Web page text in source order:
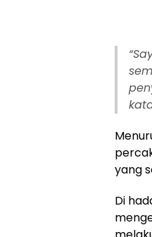
yang
Di